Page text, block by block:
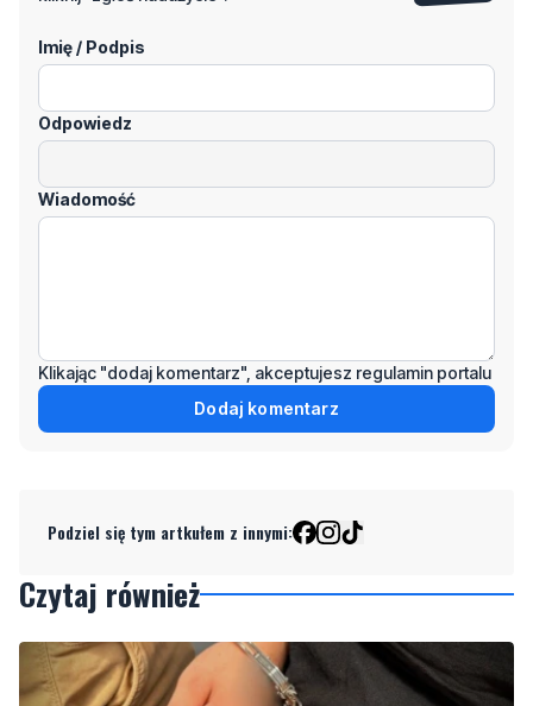
Nie hejtuj, pisz kulturalnie i zgodne z prawem
komentarze! Jeśli widzisz niestosowny wpis -
Imię / Podpis
Odpowiedz
Podziel się tym artkułem z innymi:
Czytaj również